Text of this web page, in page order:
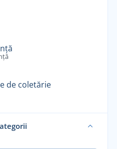
de coletărie